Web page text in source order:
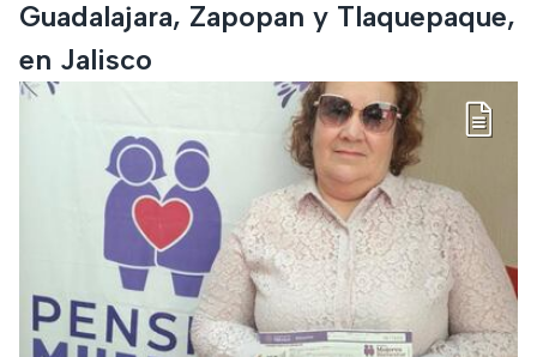
Guadalajara, Zapopan y Tlaquepaque,
en Jalisco